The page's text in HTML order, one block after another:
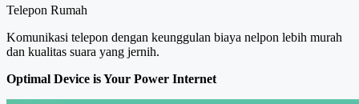
Telepon Rumah
Komunikasi telepon dengan keunggulan biaya nelpon lebih murah
dan kualitas suara yang jernih.
Optimal Device is Your Power Internet